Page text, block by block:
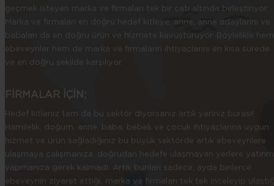
geçmek isteyen marka ve firmaları tek bir çatı altında birleştiriyor.
Marka ve firmaları en doğru hedef kitleye, anne, anne adaylarını ve
babaları da en doğru ürün ve hizmete kavuşturuyor. Böylelikle hem
ebeveynler hem de marka ve firmaların ihtiyaçlarını en kısa sürede
ve en doğru şekilde karşılıyor.
FİRMALAR İÇİN;
Hedef kitleniz tam da bu sektör diyorsanız artık yeriniz burası!
Hamilelik, doğum, anne, baba, bebek ve çocuk ihtiyaçlarına uygun
hizmet ve ürün sağladığınız bu büyük sektörde artık ebeveynlere
ulaşmaya çalışmanıza, doğrudan hedefe ulaşmayan yerlere yatırım
yapmanıza gerek kalmadı. Artık bunları sadece, ayda binlerce
ebeveynin ziyaret ettiği, marka ve firmaları tek tek inceleyip